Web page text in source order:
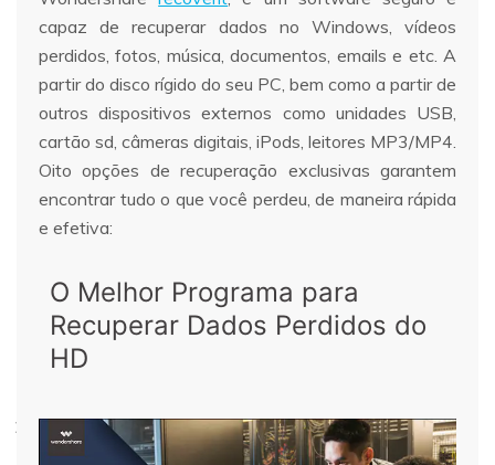
capaz de recuperar dados no Windows, vídeos
perdidos, fotos, música, documentos, emails e etc. A
partir do disco rígido do seu PC, bem como a partir de
outros dispositivos externos como unidades USB,
cartão sd, câmeras digitais, iPods, leitores MP3/MP4.
Oito opções de recuperação exclusivas garantem
encontrar tudo o que você perdeu, de maneira rápida
e efetiva:
O Melhor Programa para
Recuperar Dados Perdidos do
HD
Recupere fotos corrompidas
Abrir